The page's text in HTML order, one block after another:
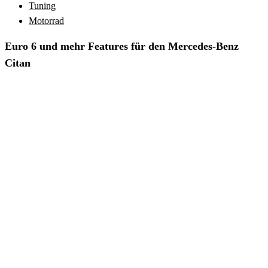
Tuning
Motorrad
Euro 6 und mehr Features für den Mercedes-Benz
Citan